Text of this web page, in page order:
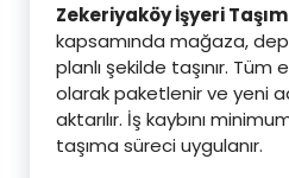
Zekeriyaköy İşyeri
kapsamında mağaza,
planlı şekilde taşınır.
olarak paketlenir ve yeni
aktarılır. İş kaybını
taşıma süreci uygulanır.